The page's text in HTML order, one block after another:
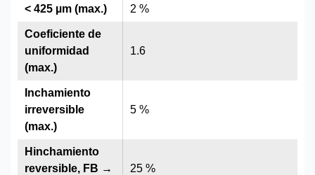
2 %
1.6
5 %
25 %
< 425 µm (max.)
Coeficiente de
uniformidad
(max.)
Inchamiento
irreversible
(max.)
Hinchamiento
reversible, FB →